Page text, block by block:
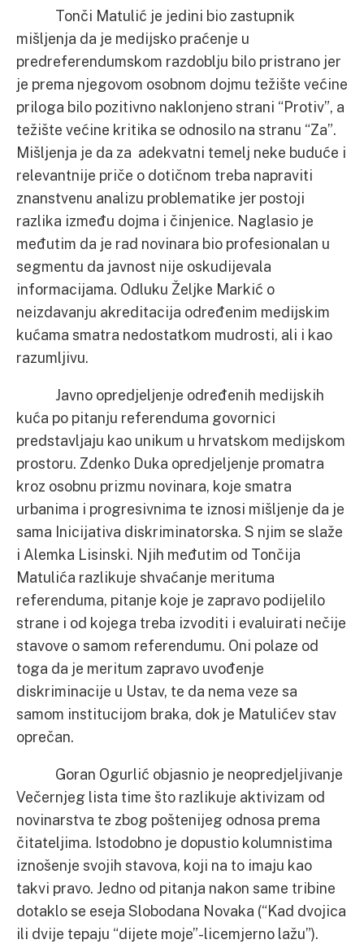
Tonči Matulić je jedini bio zastupnik
mišljenja da je medijsko praćenje u
predreferendumskom razdoblju bilo pristrano jer
je prema njegovom osobnom dojmu težište većine
priloga bilo pozitivno naklonjeno strani “Protiv”, a
težište većine kritika se odnosilo na stranu “Za”.
Mišljenja je da za adekvatni temelj neke buduće i
relevantnije priče o dotičnom treba napraviti
znanstvenu analizu problematike jer postoji
razlika između dojma i činjenice. Naglasio je
međutim da je rad novinara bio profesionalan u
segmentu da javnost nije oskudijevala
informacijama. Odluku Željke Markić o
neizdavanju akreditacija određenim medijskim
kućama smatra nedostatkom mudrosti, ali i kao
razumljivu.
Javno opredjeljenje određenih medijskih
kuća po pitanju referenduma govornici
predstavljaju kao unikum u hrvatskom medijskom
prostoru. Zdenko Duka opredjeljenje promatra
kroz osobnu prizmu novinara, koje smatra
urbanima i progresivnima te iznosi mišljenje da je
sama Inicijativa diskriminatorska. S njim se slaže
i Alemka Lisinski. Njih međutim od Tončija
Matulića razlikuje shvaćanje merituma
referenduma, pitanje koje je zapravo podijelilo
strane i od kojega treba izvoditi i evaluirati nečije
stavove o samom referendumu. Oni polaze od
toga da je meritum zapravo uvođenje
diskriminacije u Ustav, te da nema veze sa
samom institucijom braka, dok je Matulićev stav
oprečan.
Goran Ogurlić objasnio je neopredjeljivanje
Večernjeg lista time što razlikuje aktivizam od
novinarstva te zbog poštenijeg odnosa prema
čitateljima. Istodobno je dopustio kolumnistima
iznošenje svojih stavova, koji na to imaju kao
takvi pravo. Jedno od pitanja nakon same tribine
dotaklo se eseja Slobodana Novaka (“Kad dvojica
ili dvije tepaju “dijete moje”-licemjerno lažu”).